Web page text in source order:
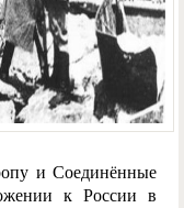
и Соединённые
к России в